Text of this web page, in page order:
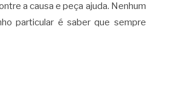
a causa e peça ajuda. Nenhum
particular é saber que sempre